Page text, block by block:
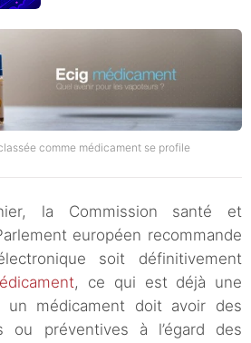
comme médicament se profile
la Commission santé et
européen recommande
soit définitivement
, ce qui est déjà une
médicament doit avoir des
ou préventives à l’égard des